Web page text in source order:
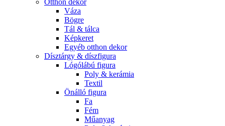
Otthon dekor
Váza
Bögre
Tál & tálca
Képkeret
Egyéb otthon dekor
Dísztárgy & díszfigura
Lógólábú figura
Poly & kerámia
Textil
Önálló figura
Fa
Fém
Műanyag